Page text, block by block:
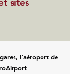
sites
l’aéroport de